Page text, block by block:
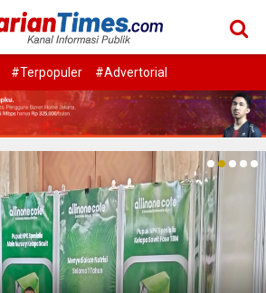
#Terpopuler #Advertorial